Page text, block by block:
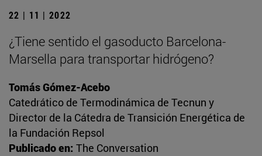
22 | 11 | 2022
¿Tiene sentido el gasoducto Barcelona-
Marsella para transportar hidrógeno?
Tomás Gómez-Acebo
Catedrático de Termodinámica de Tecnun y
Director de la Cátedra de Transición Energética de
la Fundación Repsol
Publicado en: The Conversation